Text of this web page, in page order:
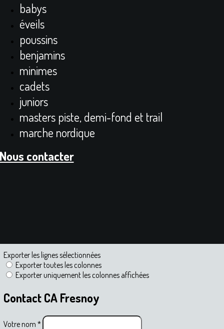
babys
éveils
poussins
benjamins
minimes
cadets
juniors
masters piste, demi-fond et trail
marche nordique
contacter